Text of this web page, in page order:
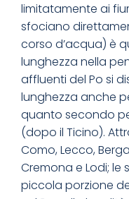
limitatamente ai
sfociano
corso d’acqua) è
lunghezza nella
affluenti del Po si
lunghezza anche
quanto secondo
(dopo il Ticino).
Como, Lecco,
Cremona e Lodi;
piccola porzione